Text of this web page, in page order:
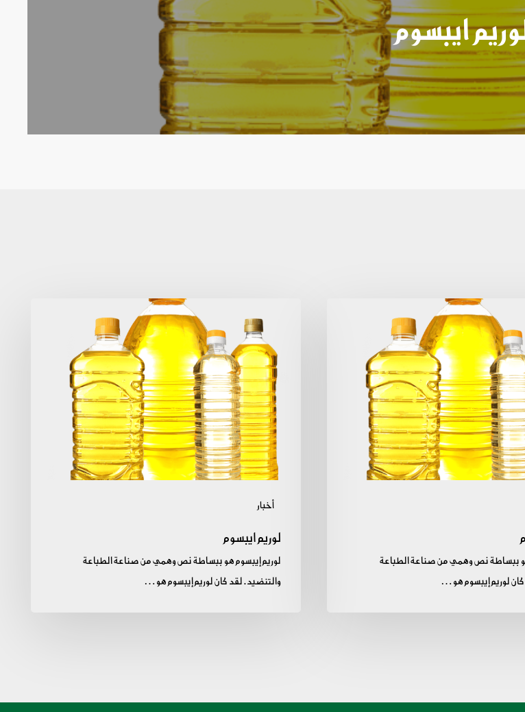
ايبسوم
ببساطة نص وهمي من صناعة الطباعة
لوريم إيبسوم هو…
أخبار
لوريم ايبسوم
لوريم إيبسوم هو ببساطة نص وهمي من صناعة الطباعة
والتنضيد. لقد كان لوريم إيبسوم هو…